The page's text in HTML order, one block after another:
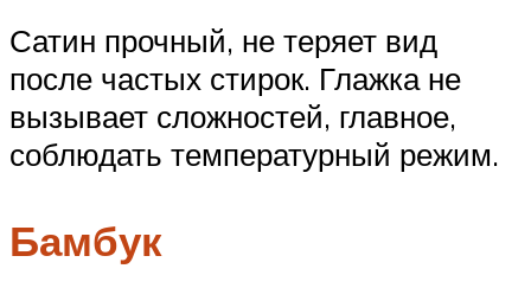
Сатин прочный, не теряет вид
после частых стирок. Глажка не
вызывает сложностей, главное,
соблюдать температурный режим.
Бамбук